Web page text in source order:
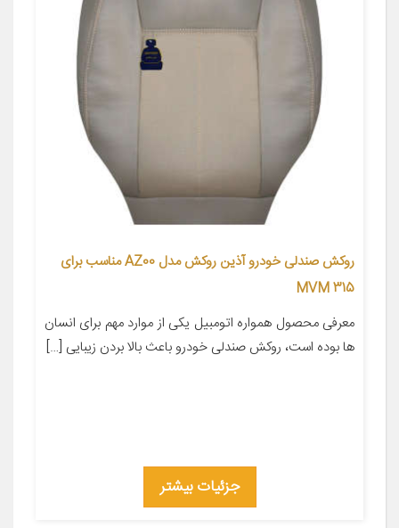
روکش صندلی خودرو آذین روکش مدل AZ00 مناسب برای
MVM 315
معرفی محصول همواره اتومبیل یکی از موارد مهم برای انسان
ها بوده است، روکش صندلی خودرو باعث بالا بردن زیبایی […]
جزئیات بیشتر